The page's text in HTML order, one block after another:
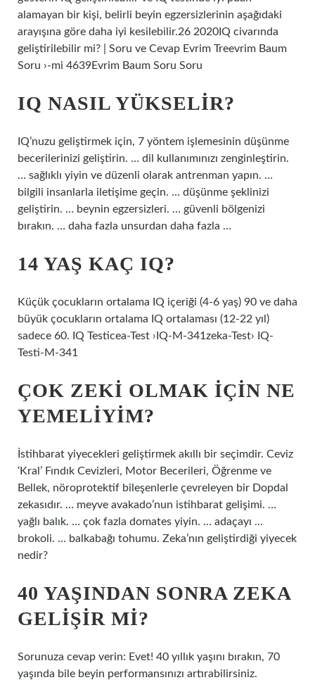
alamayan bir kişi, belirli beyin egzersizlerinin aşağıdaki
arayışına göre daha iyi kesilebilir.26 2020IQ civarında
geliştirilebilir mi? | Soru ve Cevap Evrim Treevrim Baum
Soru ›-mi 4639Evrim Baum Soru Soru
IQ NASIL YÜKSELIR?
IQ’nuzu geliştirmek için, 7 yöntem işlemesinin düşünme
becerilerinizi geliştirin. … dil kullanımınızı zenginleştirin.
… sağlıklı yiyin ve düzenli olarak antrenman yapın. …
bilgili insanlarla iletişime geçin. … düşünme şeklinizi
geliştirin. … beynin egzersizleri. … güvenli bölgenizi
bırakın. … daha fazla unsurdan daha fazla …
14 YAŞ KAÇ IQ?
Küçük çocukların ortalama IQ içeriği (4-6 yaş) 90 ve daha
büyük çocukların ortalama IQ ortalaması (12-22 yıl)
sadece 60. IQ Testicea-Test ›IQ-M-341zeka-Test› IQ-
Testi-M-341
ÇOK ZEKI OLMAK IÇIN NE
YEMELIYIM?
İstihbarat yiyecekleri geliştirmek akıllı bir seçimdir. Ceviz
‘Kral’ Fındık Cevizleri, Motor Becerileri, Öğrenme ve
Bellek, nöroprotektif bileşenlerle çevreleyen bir Dopdal
zekasıdır. … meyve avakado’nun istihbarat gelişimi. …
yağlı balık. … çok fazla domates yiyin. … adaçayı …
brokoli. … balkabağı tohumu. Zeka’nın geliştirdiği yiyecek
nedir?
40 YAŞINDAN SONRA ZEKA
GELIŞIR MI?
Sorunuza cevap verin: Evet! 40 yıllık yaşını bırakın, 70
yaşında bile beyin performansınızı artırabilirsiniz.